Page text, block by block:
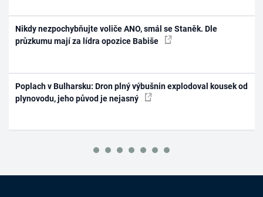
Nikdy nezpochybňujte voliče ANO, smál se Staněk. Dle
průzkumu mají za lídra opozice Babiše
Poplach v Bulharsku: Dron plný výbušnin explodoval kousek od
plynovodu, jeho původ je nejasný